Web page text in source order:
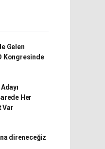
Gelen
Kongresinde
Her
Var
direneceğiz